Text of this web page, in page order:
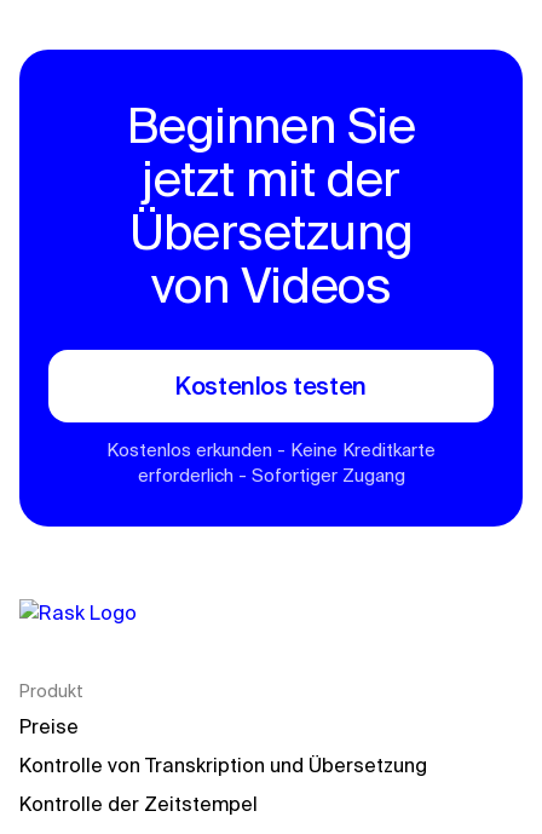
Beginnen Sie
jetzt mit der
Übersetzung
von Videos
Kostenlos testen
Kostenlos erkunden - Keine Kreditkarte
erforderlich - Sofortiger Zugang
Produkt
Preise
Kontrolle von Transkription und Übersetzung
Kontrolle der Zeitstempel